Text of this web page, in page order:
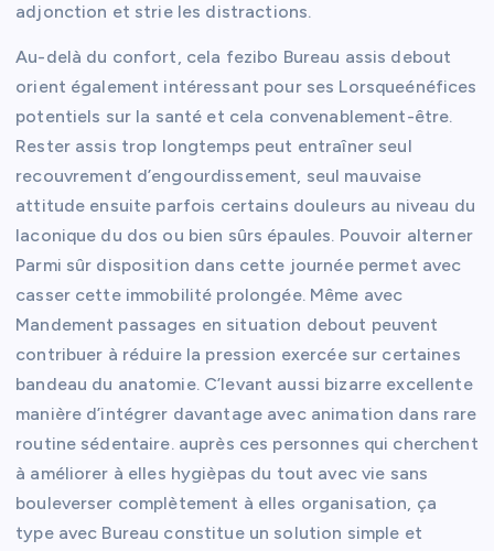
adjonction et strie les distractions.
Au-delà du confort, cela fezibo Bureau assis debout
orient également intéressant pour ses Lorsqueénéfices
potentiels sur la santé et cela convenablement-être.
Rester assis trop longtemps peut entraîner seul
recouvrement d’engourdissement, seul mauvaise
attitude ensuite parfois certains douleurs au niveau du
laconique du dos ou bien sûrs épaules. Pouvoir alterner
Parmi sûr disposition dans cette journée permet avec
casser cette immobilité prolongée. Même avec
Mandement passages en situation debout peuvent
contribuer à réduire la pression exercée sur certaines
bandeau du anatomie. C’levant aussi bizarre excellente
manière d’intégrer davantage avec animation dans rare
routine sédentaire. auprès ces personnes qui cherchent
à améliorer à elles hygièpas du tout avec vie sans
bouleverser complètement à elles organisation, ça
type avec Bureau constitue un solution simple et